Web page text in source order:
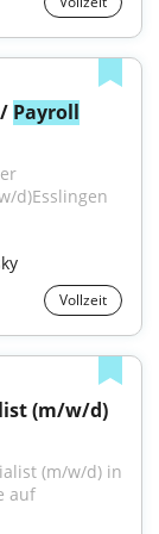
Payroll
d)Esslingen
Vollzeit
(m/w/d)
(m/w/d) in
auf